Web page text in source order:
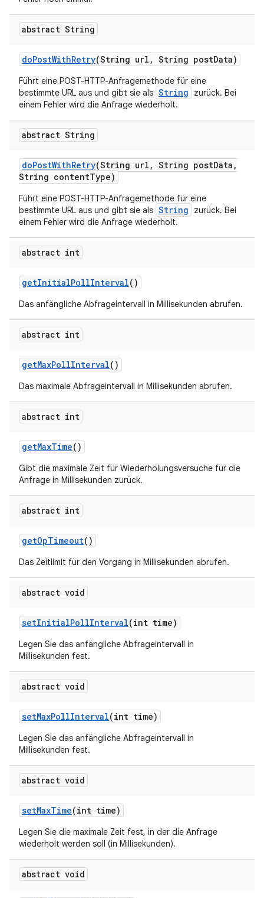
abstract String
doPostWithRetry(String url , String postData)
Führt eine POST-HTTP-Anfragemethode für eine
bestimmte URL aus und gibt sie als String
zurück. Bei
einem Fehler wird die Anfrage wiederholt.
abstract String
doPostWithRetry(String url , String postData ,
String contentType)
Führt eine POST-HTTP-Anfragemethode für eine
bestimmte URL aus und gibt sie als String
zurück. Bei
einem Fehler wird die Anfrage wiederholt.
abstract int
getInitialPollInterval()
Das anfängliche Abfrageintervall in Millisekunden abrufen.
abstract int
getMaxPollInterval()
Das maximale Abfrageintervall in Millisekunden abrufen.
abstract int
getMaxTime()
Gibt die maximale Zeit für Wiederholungsversuche für die
Anfrage in Millisekunden zurück.
abstract int
getOpTimeout()
Das Zeitlimit für den Vorgang in Millisekunden abrufen.
abstract void
setInitialPollInterval(int time)
Legen Sie das anfängliche Abfrageintervall in
Millisekunden fest.
abstract void
setMaxPollInterval(int time)
Legen Sie das anfängliche Abfrageintervall in
Millisekunden fest.
abstract void
setMaxTime(int time)
Legen Sie die maximale Zeit fest, in der die Anfrage
wiederholt werden soll (in Millisekunden).
abstract void